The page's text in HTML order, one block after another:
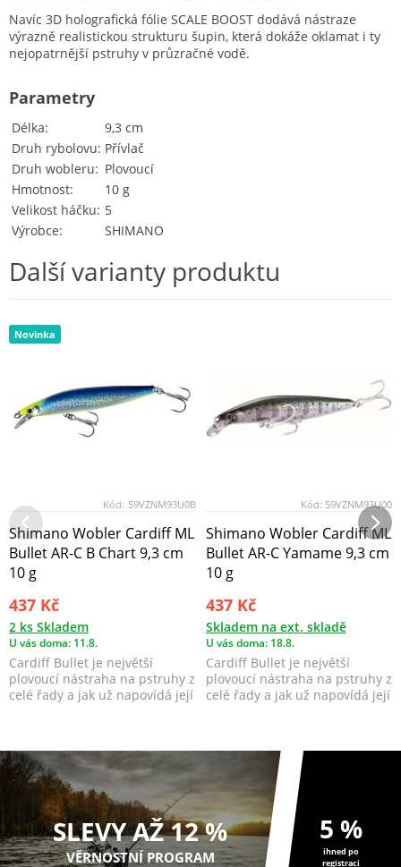
Navíc 3D holografická fólie SCALE BOOST dodává nástraze
výrazně realistickou strukturu šupin, která dokáže oklamat i ty
nejopatrnější pstruhy v průzračné vodě.
Délka
9,3 cm
Druh rybolovu Přívlač
Druh wobleru
Plovoucí
Hmotnost
10 g
Velikost háčku 5
Výrobce
SHIMANO
Parametry
Další varianty produktu
Novinka
Kód: 59VZNM93U0B
Shimano Wobler Cardiff ML
Bullet AR-C B Chart 9,3 cm
10 g
437 Kč
2 ks Skladem
U vás doma: 11.8.
Cardiff Bullet je největší
plovoucí nástraha na pstruhy z
celé řady a jak už napovídá její
Kód: 59VZNM93U00
Shimano Wobler Cardiff ML
Bullet AR-C Yamame 9,3 cm
10 g
437 Kč
Skladem na ext. skladě
U vás doma: 18.8.
Cardiff Bullet je největší
plovoucí nástraha na pstruhy z
celé řady a jak už napovídá její
SLEVY AŽ 12 %
VĚRNOSTNÍ PROGRAM
5 %
ihned po
registraci